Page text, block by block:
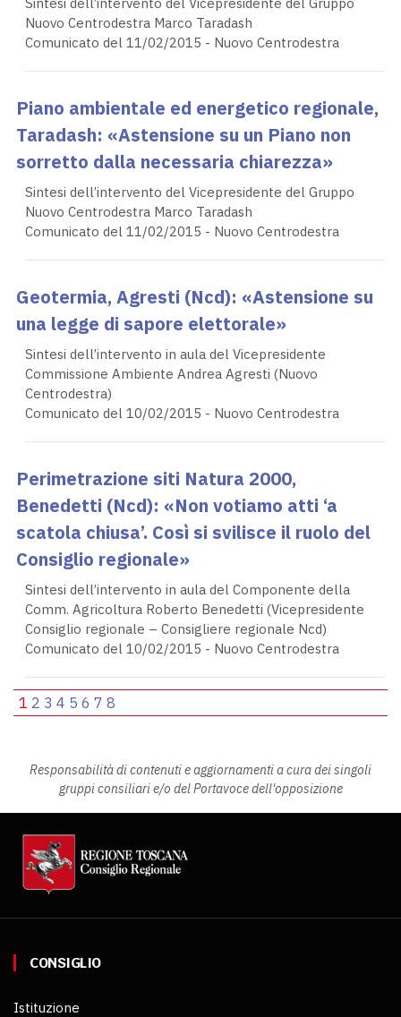
Nuovo Centrodestra Marco Taradash
Comunicato del 11/02/2015 - Nuovo Centrodestra
Piano ambientale ed energetico regionale,
Taradash: «Astensione su un Piano non
sorretto dalla necessaria chiarezza»
Sintesi dell’intervento del Vicepresidente del Gruppo
Nuovo Centrodestra Marco Taradash
Comunicato del 11/02/2015 - Nuovo Centrodestra
Geotermia, Agresti (Ncd): «Astensione su
una legge di sapore elettorale»
Sintesi dell’intervento in aula del Vicepresidente
Commissione Ambiente Andrea Agresti (Nuovo
Centrodestra)
Comunicato del 10/02/2015 - Nuovo Centrodestra
Perimetrazione siti Natura 2000,
Benedetti (Ncd): «Non votiamo atti ‘a
scatola chiusa’. Così si svilisce il ruolo del
Consiglio regionale»
Sintesi dell’intervento in aula del Componente della
Comm. Agricoltura Roberto Benedetti (Vicepresidente
Consiglio regionale – Consigliere regionale Ncd)
Comunicato del 10/02/2015 - Nuovo Centrodestra
1 2 3 4 5 6 7 8
Responsabilità di contenuti e aggiornamenti a cura dei singoli
gruppi consiliari e/o del Portavoce dell'opposizione
CONSIGLIO
Istituzione